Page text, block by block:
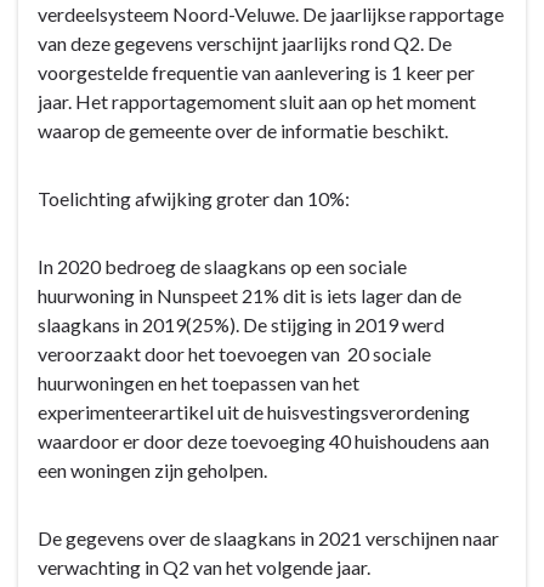
verdeelsysteem Noord-Veluwe. De jaarlijkse rapportage
van deze gegevens verschijnt jaarlijks rond Q2. De
voorgestelde frequentie van aanlevering is 1 keer per
jaar. Het rapportagemoment sluit aan op het moment
waarop de gemeente over de informatie beschikt.
Toelichting afwijking groter dan 10%:
In 2020 bedroeg de slaagkans op een sociale
huurwoning in Nunspeet 21% dit is iets lager dan de
slaagkans in 2019(25%). De stijging in 2019 werd
veroorzaakt door het toevoegen van 20 sociale
huurwoningen en het toepassen van het
experimenteerartikel uit de huisvestingsverordening
waardoor er door deze toevoeging 40 huishoudens aan
een woningen zijn geholpen.
De gegevens over de slaagkans in 2021 verschijnen naar
verwachting in Q2 van het volgende jaar.